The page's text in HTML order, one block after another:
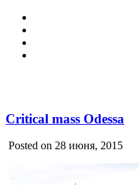
Critical mass Odessa
Posted on 28 июня, 2015